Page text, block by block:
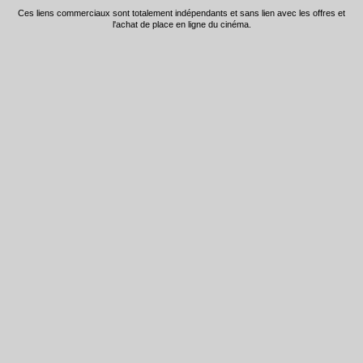
Ces liens commerciaux sont totalement indépendants et sans lien avec les offres et
l'achat de place en ligne du cinéma.